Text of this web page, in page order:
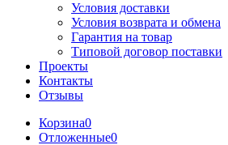
Условия доставки
Условия возврата и обмена
Гарантия на товар
Типовой договор поставки
Проекты
Контакты
Отзывы
Корзина0
Отложенные0